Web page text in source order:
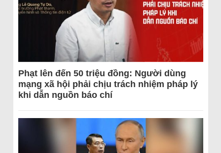
Phạt lên đến 50 triệu đồng: Người dùng
mạng xã hội phải chịu trách nhiệm pháp lý
khi dẫn nguồn báo chí